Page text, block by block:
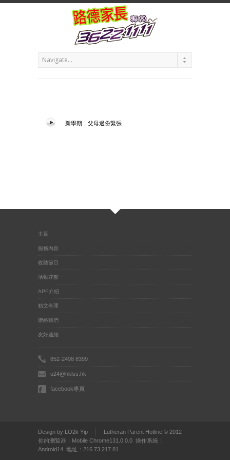
新學期，父母過份緊張
主頁
服務內容
收聽節目
活動花絮
APP介紹
精文有理
聯絡我們
友好連結
852-2498 8399
u24@hklss.hk
facebook專頁
Design by LO2k Yip
Lutheran Parent Hotline © 2012
你的瀏覧器：Mobile Chrome131.0.0.0 操作系統：
Android14 地址：216.73.217.81